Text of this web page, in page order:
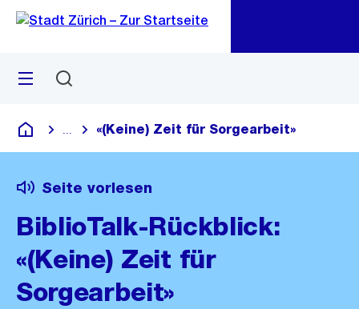
Navigation
Sprunglink
Menü
Deutsch
Blende alle Breadcrumbs ein
«(Keine) Zeit für Sorgearbeit»
Seite vorlesen
BiblioTalk-Rückblick:
«(Keine) Zeit für
Sorgearbeit»